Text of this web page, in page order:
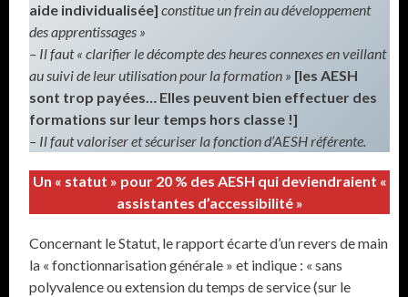
aide individualisée] constitue un frein au développement
des apprentissages »
– Il faut « clarifier le décompte des heures connexes en veillant
au suivi de leur utilisation pour la formation » [les AESH
sont trop payées… Elles peuvent bien effectuer des
formations sur leur temps hors classe !]
– Il faut valoriser et sécuriser la fonction d’AESH référente.
Un « statut » pour 20 % des AESH qui deviendraient «
assistantes d’accessibilité »
Concernant le Statut, le rapport écarte d’un revers de main
la « fonctionnarisation générale » et indique : « sans
polyvalence ou extension du temps de service (sur le